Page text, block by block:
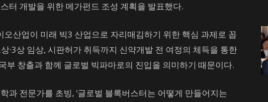
터 개발을 위한 메가펀드 조성 계획을 발표했다.
산업이 미래 빅3 산업으로 자리매김하기 위한 핵심 과제로 꼽
·3상 임상, 시판허가 취득까지 신약개발 전 여정의 체득을 통한
부 창출과 함께 글로벌 빅파마로의 진입을 의미하기 때문이다.
과 전문가를 초빙, ‘글로벌 블록버스터는 어떻게 만들어지는